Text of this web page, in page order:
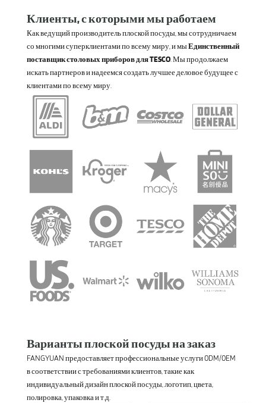
Клиенты, с которыми мы работаем
Как ведущий производитель плоской посуды, мы сотрудничаем
со многими суперклиентами по всему миру, и мыЕдинственный
поставщик столовых приборов для TESCO. Мы продолжаем
искать партнеров и надеемся создать лучшее деловое будущее с
клиентами по всему миру.
Варианты плоской посуды на заказ
FANGYUAN предоставляет профессиональные услуги 0DM/0EM
в соответствии с требованиями клиентов, такие как
индивидуальный дизайн плоской посуды, логотип, цвета,
полировка, упаковка и т.д.